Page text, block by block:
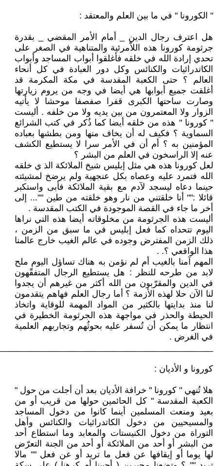
" الكورونا " في ما بين العلم والمعتقد :
هل اعترف رجال الدين _ أمام الأمر المقضي _ بقدرة
جرثومة كورونا هذه اللاّمرئية والمتناهية في الصغر على
تحدي إرادة الله في خلقه فأغلقوا أبواب المساجد وأبواب
الكاتدرائيات والكنائس وكل دور العبادة في كل أنحاء
العالم ؟ حتى الكعبة المقدسة في مكة المكرمة قد
أغلقت جميع أبوابها هي أيضا في وجه من يروم زيارتها
وصارت ساحتها الكبرى قفرا صفصفا موحشا لا يأتيه
الزوار ولا المعتمرون من بين يديه ولا من خلفه . أليست
" كورونا " هذه من خلقه أيضا كما ذُكر في كتب الشرائع
السماوية ؟ فكيف له أن يخاف منها ومن بطشها بعباده
المؤمنين به ؟ أم أن في الأمر سرا لا يستطيع الكشف
عنه إلا الراسخون في العلم من البشر ؟
لعل كورونا هذه هي مثل إبليس شيخ الملائكة الذ ي خلقه
الله فتمرد عليه وعصاه بكل عنجهية ولم يرضخ لمشيئته
حينما دعاه ليسجد لآدم مع بقية الملائكة فأبى واستكبر
قائلا :"" أنا خلقتني من نار وهو خلقته من طين ""... إلى
أخر ما جاء في القصة الموجودة في الكتب المقدسة .
أليست هذه الجرثومة من مخلوقاته أيضا هذه التي نراها
اليوم تتحداه كما فعل إبليس في ما سبق من الزمن ،
ذلك الزمن المفترض وجوده في عالم الغيب خارج عالمنا
هذا الواقعي ؟. .
المهم آمنا بالغيب أم لم نؤمن به هناك تساؤل اليوم ملح
لابد من طرحه للنظر : هل يستطيع الرجال المتفقّهون
في الدين والمقرّبون من الله أكثر من غيرهم أن يجدوا
لنا الآن حلا لهذه الأزمة ؟ أما رجال العلم فهاهم يتقدمون
لنا منذ بدايتها بالكثير من المواد المهمة للوقاية واتخاذ
الحيطة والحذر في مواجهة هذه الجرثومة الخطيرة في
انتظار ما يمكن أن تُسفر عليه بحوثُهم وتجاربهم العلمية
في الغرض .
كورونا و الأديان :
هلا تُنهي " كورونا " خرافة الأديان بعد أن أجلت من حول "
الكعبة المقدسة " كل الحائمين حولها من قريب أو من
بعيد ومنعت المسلمين أينما كانوا من دخول المساجد
والمسيحيين من دخول الكاتدرائيات والكنائس وأهل
التوراة من دخول الكنيستات والمعابد وما استطاع أحد
من البشر أو أحد من الملائكة أو أحد من الجنة التعرّض
لها يوما أو إيقافها عن فعل ما تريد أو عن فعل "" مالا